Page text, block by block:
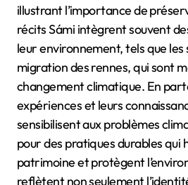
illustrant l’importance de
récits Sámi intègrent souvent
leur environnement, tels que les
migration des rennes, qui sont
changement climatique. En
expériences et leurs
sensibilisent aux problèmes
pour des pratiques durables qui
patrimoine et protègent
reflètent non seulement